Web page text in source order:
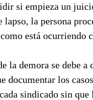
si empieza un
lapso, la persona
está ocurriendo
la demora se debe a
documentar los
sindicado sin que